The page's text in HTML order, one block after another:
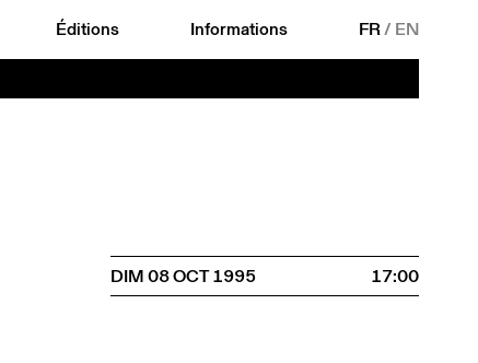
Éditions Informations FR/ EN
DIM 08 OCT 1995 17:00